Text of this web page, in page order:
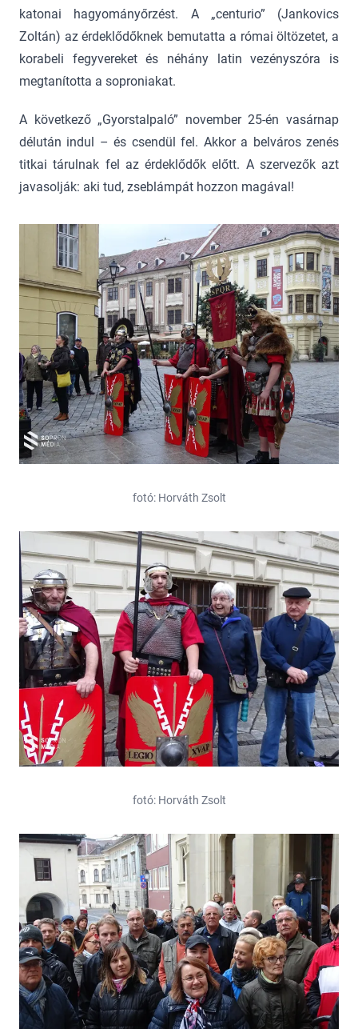
katonai hagyományőrzést. A „centurio” (Jankovics
Zoltán) az érdeklődőknek bemutatta a római öltözetet, a
korabeli fegyvereket és néhány latin vezényszóra is
megtanította a soproniakat.
A következő „Gyorstalpaló” november 25-én vasárnap
délután indul – és csendül fel. Akkor a belváros zenés
titkai tárulnak fel az érdeklődők előtt. A szervezők azt
javasolják: aki tud, zseblámpát hozzon magával!
fotó: Horváth Zsolt
fotó: Horváth Zsolt